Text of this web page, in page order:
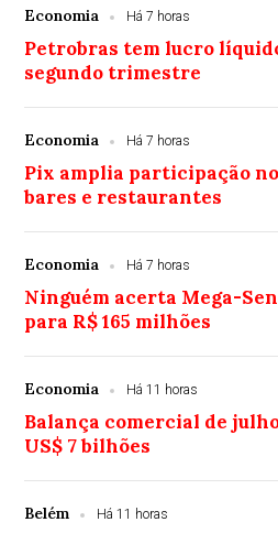
Economia Há 7 horas
Petrobras tem lucro
segundo trimestre
Economia Há 7 horas
Pix amplia participação
bares e restaurantes
Economia Há 7 horas
Ninguém acerta Mega-
para R$ 165 milhões
Economia Há 11 horas
Balança comercial de
US$ 7 bilhões
Belém Há 11 horas